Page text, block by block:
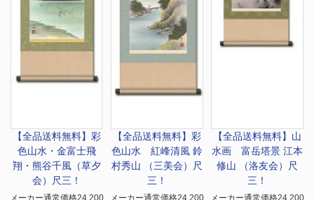
【全品送料無料】 彩
色山水・金富士飛
翔・熊谷千風（草夕
会）尺三！
【全品送料無料】 彩
色山水 紅峰清風 鈴
村秀山 （三美会）尺
三！
【全品送料無料】 山
水画 富岳塔景 江本
修山 （洛友会）尺
三！